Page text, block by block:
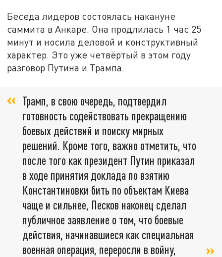
Беседа лидеров состоялась накануне
саммита в Анкаре. Она продлилась 1 час 25
минут и носила деловой и конструктивный
характер. Это уже четвёртый в этом году
разговор Путина и Трампа.
Трамп, в свою очередь, подтвердил
готовность содействовать прекращению
боевых действий и поиску мирных
решений. Кроме того, важно отметить, что
после того как президент Путин приказал
в ходе принятия доклада по взятию
Константиновки бить по объектам Киева
чаще и сильнее, Песков наконец сделал
публичное заявление о том, что боевые
действия, начинавшиеся как специальная
военная операция, переросли в войну,